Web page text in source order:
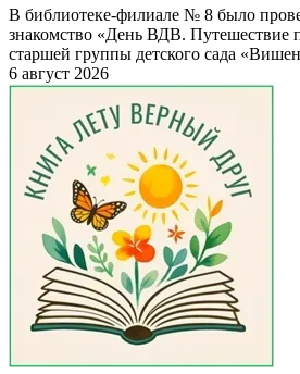
В библиотеке-филиале № 8 было
знакомство «День ВДВ. Путешествие
старшей группы детского сада
6 август 2026